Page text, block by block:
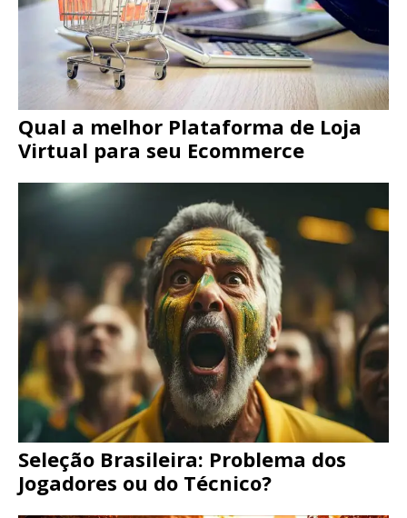
Qual a melhor Plataforma de Loja
Virtual para seu Ecommerce
Seleção Brasileira: Problema dos
Jogadores ou do Técnico?